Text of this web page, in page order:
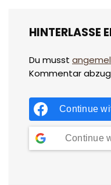
HINTERLASSE
Du musst
Kommentar
Continue
Continue